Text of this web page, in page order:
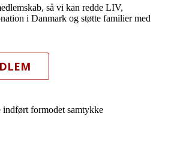
så vi kan redde LIV,
i Danmark og støtte familier med